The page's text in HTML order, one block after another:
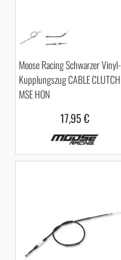
Moose Racing Schwarzer Vinyl-
Kupplungszug CABLE CLUTCH
MSE HON
17,95 €